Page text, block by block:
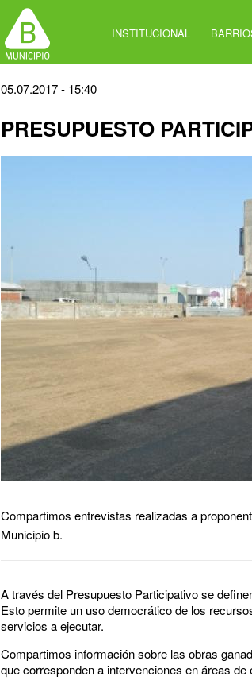
INSTITUCIONAL
Back
top
05.07.2017 - 15:40
PRESUPUESTO
Compartimos entrevistas realizadas a
Municipio b.
A través del Presupuesto Participativo se
Esto permite un uso democrático de los
servicios a ejecutar.
Compartimos información sobre las obras
que corresponden a intervenciones en áreas